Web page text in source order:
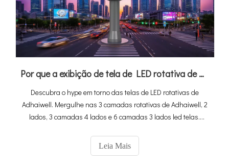
Por que a exibição de tela de LED rotativa de Adhaiwell está tendendo
Descubra o hype em torno das telas de LED rotativas de
Adhaiwell. Mergulhe nas 3 camadas rotativas de Adhaiwell, 2
lados, 3 camadas 4 lados e 6 camadas 3 lados led telas.
360 ° e como elas transformam espaços de shoppings em
estádios.
Leia Mais